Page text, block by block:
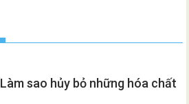
sao hủy bỏ những hóa chất